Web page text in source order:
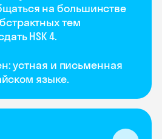
на большинстве
тем
HSK 4.
устная и письменная
языке.